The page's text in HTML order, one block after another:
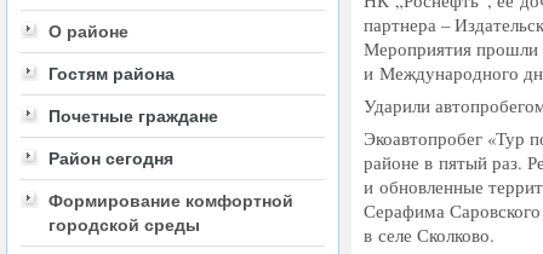
О районе
Гостям района
Почетные граждане
Район сегодня
Формирование комфортной
городской среды
партнера –
Мероприятия прошли
и Международного
Ударили
Экоавтопробег «Тур
районе в пятый раз.
и обновленные
Серафима
в селе Сколково.